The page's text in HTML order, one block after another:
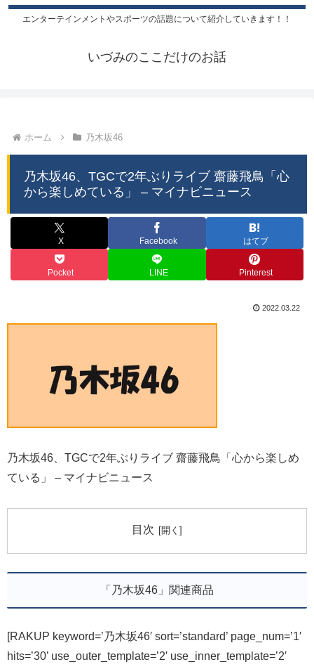
エンターテインメントやスポーツの話題について紹介していきます！！
いづみのここだけのお話
ホーム 乃木坂46
乃木坂46、TGCで2年ぶりライブ 齋藤飛鳥「心
から楽しめている」 – マイナビニュース
X Facebook はてブ
Pocket LINE Pinterest
2022.03.22
乃木坂46、TGCで2年ぶりライブ 齋藤飛鳥「心から楽しめ
ている」 – マイナビニュース
目次
「乃木坂46」関連商品
[RAKUP keyword=’乃木坂46′ sort=’standard’ page_num=’1′
hits=’30’ use_outer_template=’2′ use_inner_template=’2′